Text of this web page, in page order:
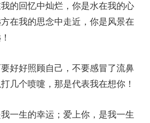
的回忆中灿烂，你是水在我的心
在我的思念中走近，你是风景在
好好照顾自己，不要感冒了流鼻
几个喷嚏，那是代表我在想你！
一生的幸运；爱上你，是我一生